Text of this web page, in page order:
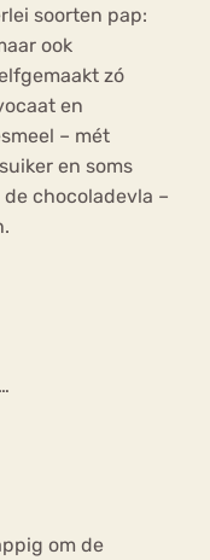
soorten pap:
ook
zó
en
– mét
en soms
chocoladevla –
om de